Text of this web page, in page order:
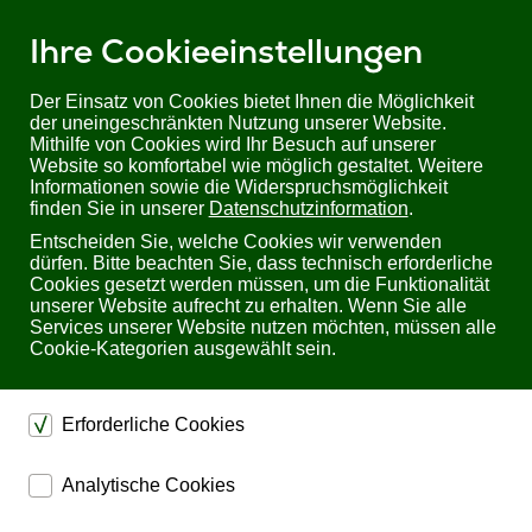
Ihre Cookieeinstellungen
Der Einsatz von Cookies bietet Ihnen die Möglichkeit
der uneingeschränkten Nutzung unserer Website.
Mithilfe von Cookies wird Ihr Besuch auf unserer
Website so komfortabel wie möglich gestaltet. Weitere
Informationen sowie die Widerspruchsmöglichkeit
finden Sie in unserer Datenschutzinformation.
Entscheiden Sie, welche Cookies wir verwenden
dürfen. Bitte beachten Sie, dass technisch erforderliche
Cookies gesetzt werden müssen, um die Funktionalität
unserer Website aufrecht zu erhalten. Wenn Sie alle
Services unserer Website nutzen möchten, müssen alle
Cookie-Kategorien ausgewählt sein.
Erforderliche Cookies
dienen dem technischen einwandfreien Betrieb unserer
Website.
Analytische Cookies
Sie befinden sich hier:Startseite Produkte USV
USV bis 10kVA
Delta Amplon RT-Serie (5-20kVA)
19'' Batteriemodul für Delta Amplon RT-5-20kVA USVen | Delta
19'' Batteriemodul für Delta Amplon RT-5-20kVA
USVen Delta BBU201B109035